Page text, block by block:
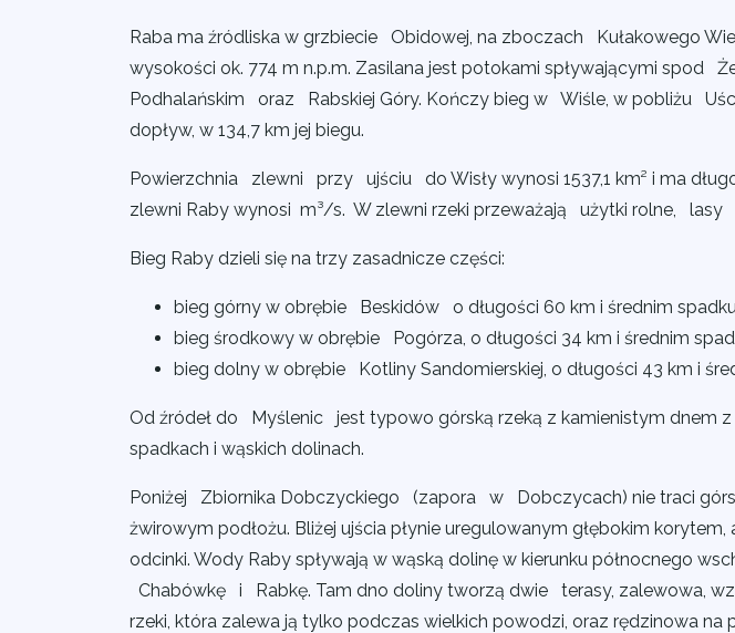
Raba ma źródliska w grzbiecie Obidowej, na zboczach Kułakowego
wysokości ok. 774 m n.p.m. Zasilana jest potokami spływającymi spod
Podhalańskim oraz Rabskiej Góry. Kończy bieg w Wiśle, w pobliżu
dopływ, w 134,7 km jej biegu.
Powierzchnia zlewni przy ujściu do Wisły wynosi 1537,1 km² i ma
zlewni Raby wynosi m³/s. W zlewni rzeki przeważają użytki rolne, lasy
Bieg Raby dzieli się na trzy zasadnicze części:
bieg górny w obrębie Beskidów o długości 60 km i średnim
bieg środkowy w obrębie Pogórza, o długości 34 km i średnim
bieg dolny w obrębie Kotliny Sandomierskiej, o długości 43 km i
Od źródeł do Myślenic jest typowo górską rzeką z kamienistym dnem
spadkach i wąskich dolinach.
Poniżej Zbiornika Dobczyckiego (zapora w Dobczycach) nie traci
żwirowym podłożu. Bliżej ujścia płynie uregulowanym głębokim
odcinki. Wody Raby spływają w wąską dolinę w kierunku północnego
Chabówkę i Rabkę. Tam dno doliny tworzą dwie terasy, zalewowa,
rzeki, która zalewa ją tylko podczas wielkich powodzi, oraz rędzinowa na